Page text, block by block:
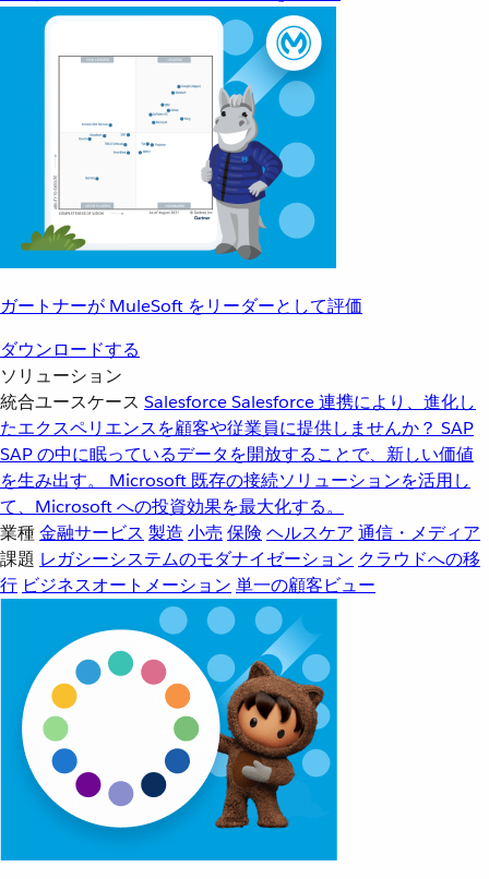
ガートナーが MuleSoft をリーダーとして評価
ダウンロードする
ソリューション
統合ユースケース SalesforceSalesforce 連携により、進化し
たエクスペリエンスを顧客や従業員に提供しませんか？ SAP
SAP の中に眠っているデータを開放することで、新しい価値
を生み出す。
Microsoft 既存の接続ソリューションを活用し
て、Microsoft への投資効果を最大化する。
業種金融サービス 製造 小売 保険 ヘルスケア 通信・メディア
課題 レガシーシステムのモダナイゼーション クラウドへの移
行 ビジネスオートメーション 単一の顧客ビュー